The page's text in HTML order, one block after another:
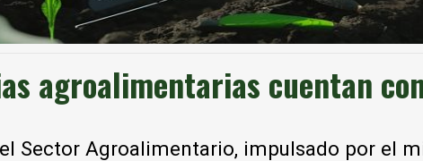
agroalimentarias cuentan
Sector Agroalimentario, impulsado por el